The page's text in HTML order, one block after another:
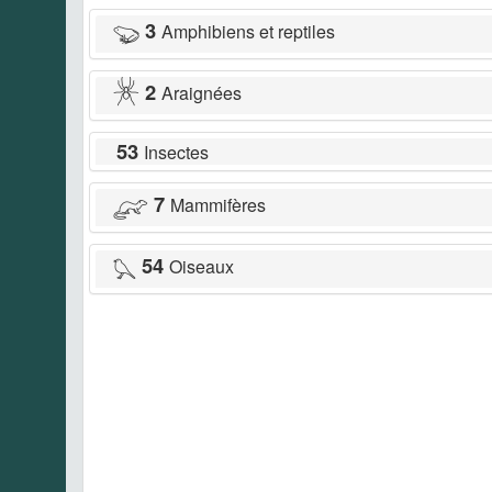
3 Amphibiens et reptiles
2 Araignées
53 Insectes
7 Mammifères
54 Oiseaux